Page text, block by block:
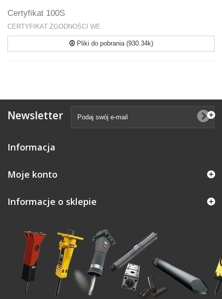
Certyfikat 100S
CERTYFIKAT ZGODNOŚCI WE
Pliki do pobrania (930.34k)
Newsletter
Informacja
Moje konto
Informacje o sklepie